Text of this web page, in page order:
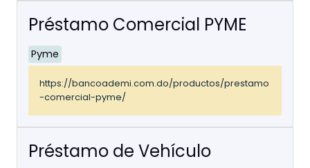
Préstamo Comercial PYME
Pyme
https://bancoademi.com.do/productos/prestamo
-comercial-pyme/
Préstamo de Vehículo